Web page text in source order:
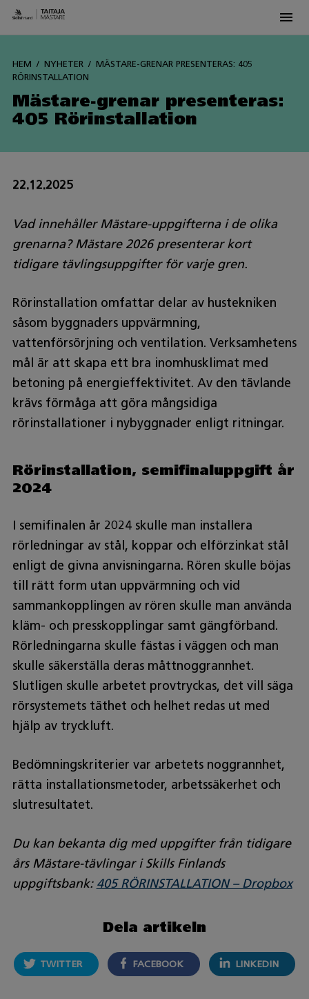
HEM NYHETER
MÄSTARE-GRENAR PRESENTERAS: 405
RÖRINSTALLATION
Mästare-grenar presenteras:
405 Rörinstallation
22.12.2025
Vad innehåller Mästare-uppgifterna i de olika
grenarna? Mästare 2026 presenterar kort
tidigare tävlingsuppgifter för varje gren.
Rörinstallation omfattar delar av hustekniken
såsom byggnaders uppvärmning,
vattenförsörjning och ventilation. Verksamhetens
mål är att skapa ett bra inomhusklimat med
betoning på energieffektivitet. Av den tävlande
krävs förmåga att göra mångsidiga
rörinstallationer i nybyggnader enligt ritningar.
Rörinstallation, semifinaluppgift år
2024
I semifinalen år 2024 skulle man installera
rörledningar av stål, koppar och elförzinkat stål
enligt de givna anvisningarna. Rören skulle böjas
till rätt form utan uppvärmning och vid
sammankopplingen av rören skulle man använda
kläm- och presskopplingar samt gängförband.
Rörledningarna skulle fästas i väggen och man
skulle säkerställa deras måttnoggrannhet.
Slutligen skulle arbetet provtryckas, det vill säga
rörsystemets täthet och helhet redas ut med
hjälp av tryckluft.
Bedömningskriterier var arbetets noggrannhet,
rätta installationsmetoder, arbetssäkerhet och
slutresultatet.
Du kan bekanta dig med uppgifter från tidigare
års Mästare-tävlingar i Skills Finlands
uppgiftsbank: 405 RÖRINSTALLATION – Dropbox
Dela artikeln
TWITTER FACEBOOK LINKEDIN